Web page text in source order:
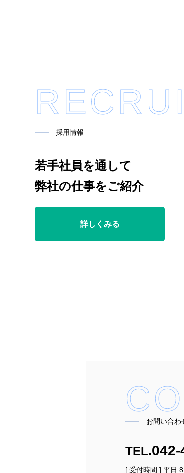
━━ 採用情報
若手社員を通して
弊社の仕事をご紹介
詳しくみる
━━ お問い合わ
TEL.042-
[ 受付時間 ] 平日